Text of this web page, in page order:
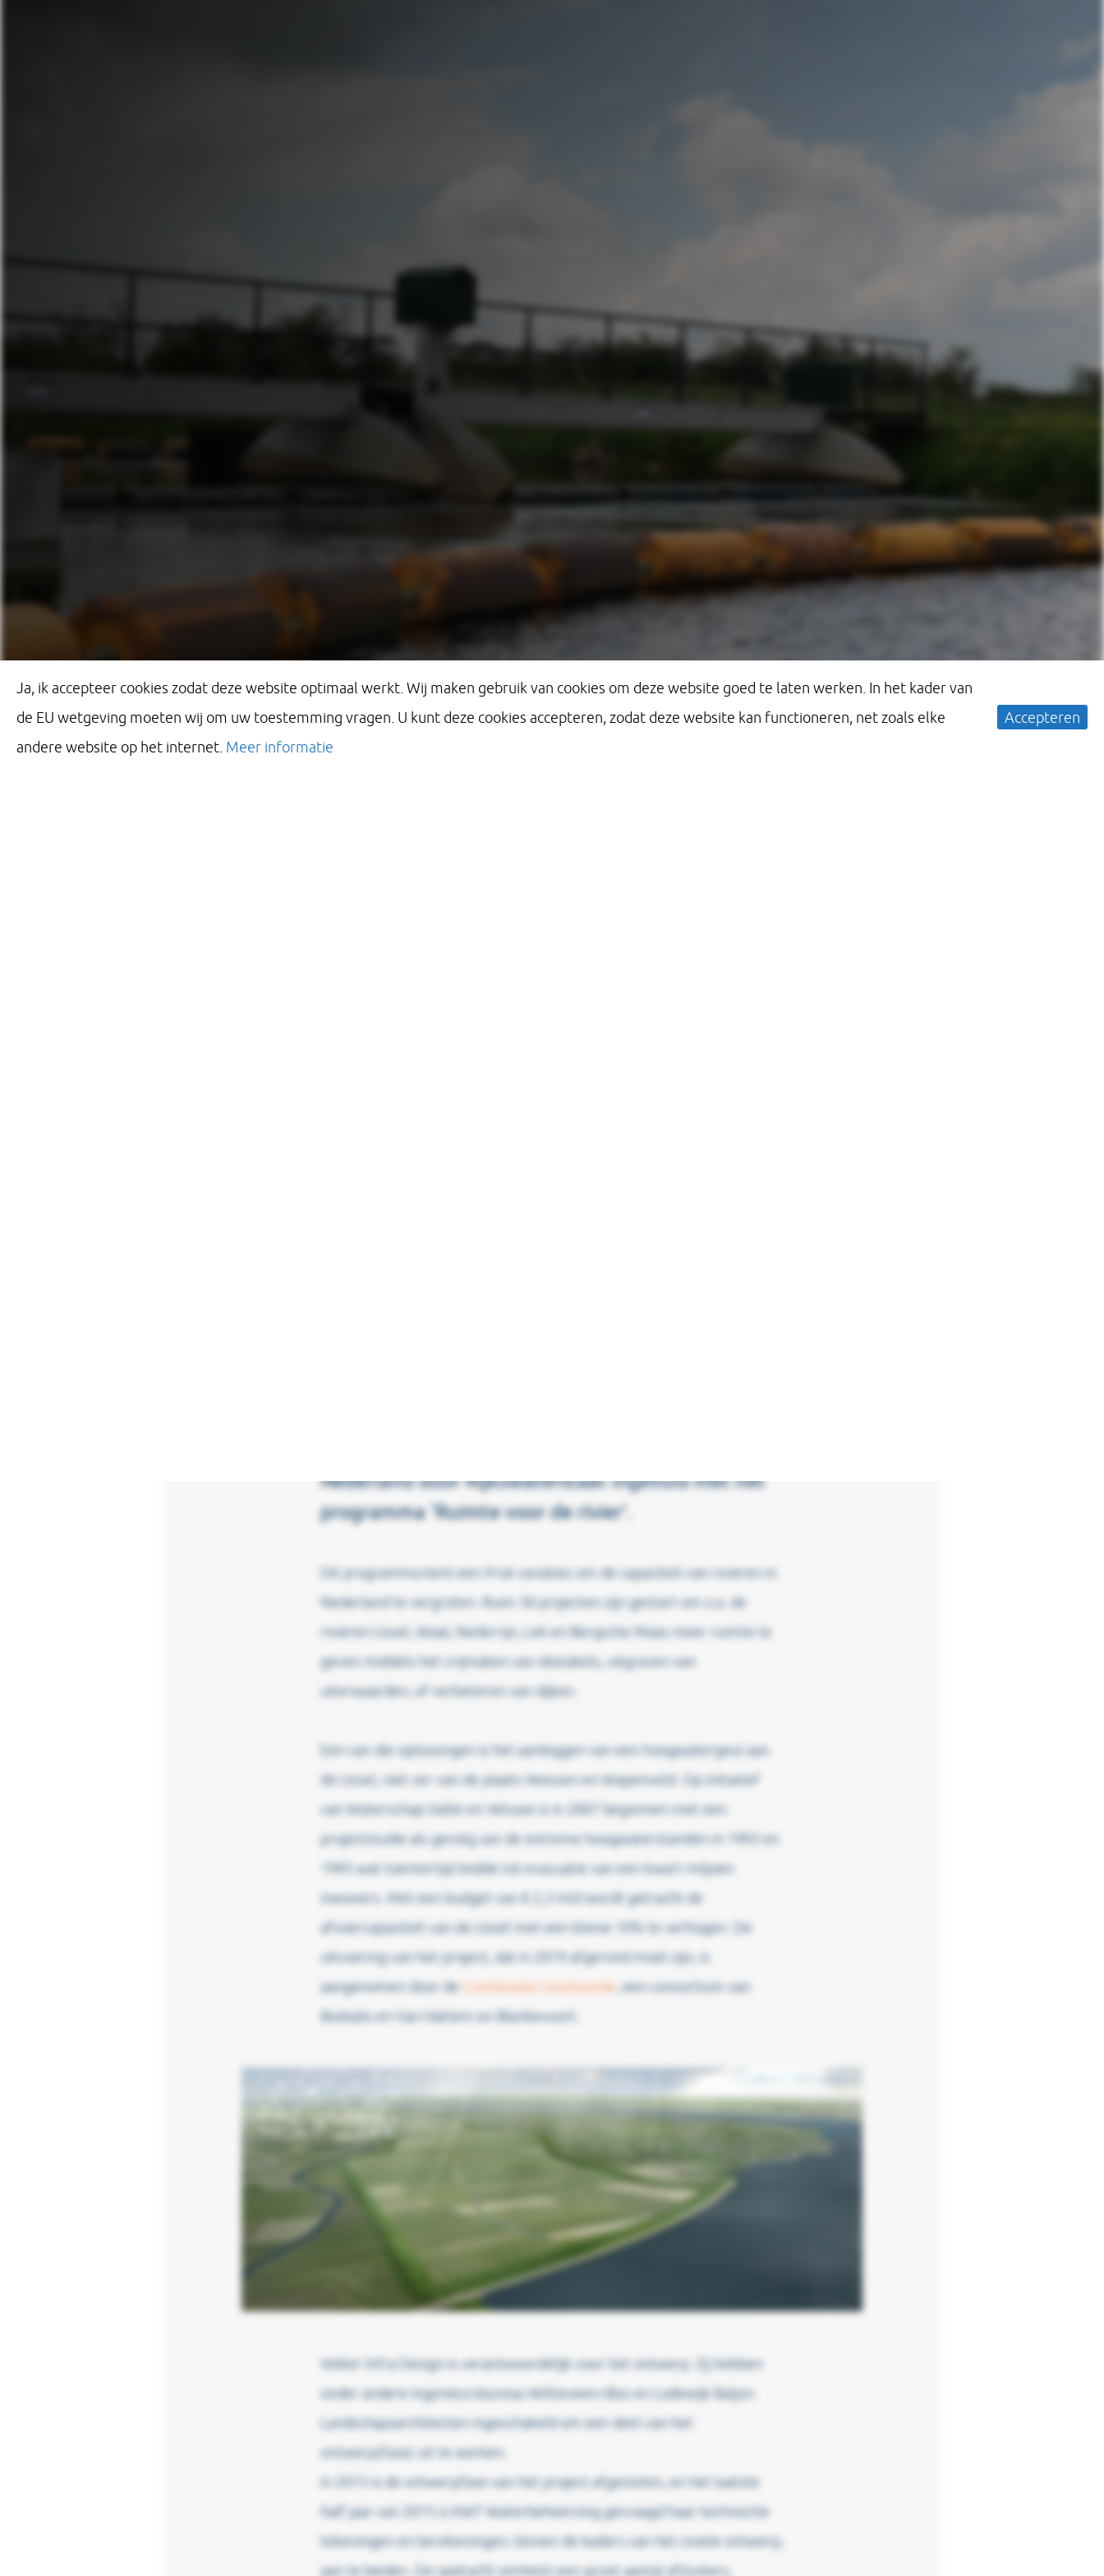
Nederland door Rijkswaterstaat ingevuld met het
programma ‘Ruimte voor de rivier’.
Dit programma kent een 9-tal variaties om de capaciteit van rivieren in
Nederland te vergroten. Ruim 30 projecten zijn gestart om o.a. de
rivieren IJssel, Waal, Nederrijn, Lek en Bergsche Maas meer ruimte te
geven middels het vrijmaken van obstakels, uitgraven van
uiterwaarden, of verbeteren van dijken.
Een van die oplossingen is het aanleggen van een hoogwatergeul aan
de IJssel, niet ver van de plaats Veessen en Wapenveld. Op initiatief
van Waterschap Vallei en Veluwe is in 2007 begonnen met een
projectstudie als gevolg van de extreme hoogwaterstanden in 1993 en
1995 wat toentertijd leidde tot evacuatie van een kwart miljoen
inwoners. Met een budget van € 2,3 mld wordt getracht de
afvoercapaciteit van de IJssel met een kleine 10% te verhogen. De
uitvoering van het project, dat in 2019 afgerond moet zijn, is
aangenomen door de
Combinatie IJsselweide , een consortium van
Boskalis en Van Hattem en Blankevoort.
Volker Infra Design is verantwoordelijk voor het ontwerp. Zij hebben
onder andere Ingenieursbureau Witteveen+Bos en Lodewijk Baljon
Landschapsarchitecten ingeschakeld om een deel van het
ontwerp(fase) uit te werken.
In 2015 is de ontwerpfase van het project afgesloten, en het laatste
half jaar van 2015 is KWT Waterbeheersing gevraagd haar technische
tekeningen en berekeningen, binnen de kaders van het civiele ontwerp,
aan te bieden. De opdracht omhelst een groot aantal afsluiters,
Ja, ik accepteer cookies zodat deze website optimaal werkt. Wij maken gebruik van cookies om deze website goed te laten werken. In het kader van
de EU wetgeving moeten wij om uw toestemming vragen. U kunt deze cookies accepteren, zodat deze website kan functioneren, net zoals elke
andere website op het internet. Meer informatie
Accepteren